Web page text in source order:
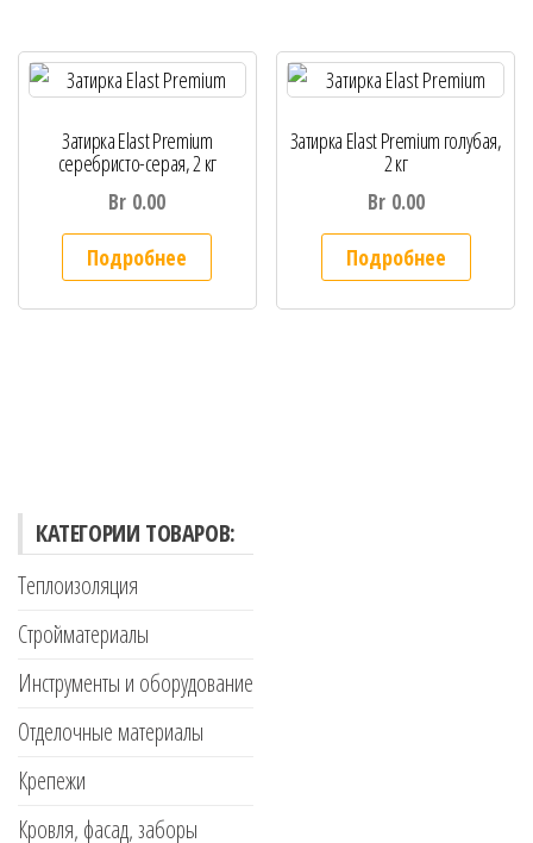
Затирка Elast Premium
серебристо-серая, 2 кг
Br 0.00
Подробнее
Затирка Elast Premium голубая,
2 кг
Br 0.00
Подробнее
КАТЕГОРИИ ТОВАРОВ:
Теплоизоляция
Стройматериалы
Инструменты и оборудование
Отделочные материалы
Крепежи
Кровля, фасад, заборы